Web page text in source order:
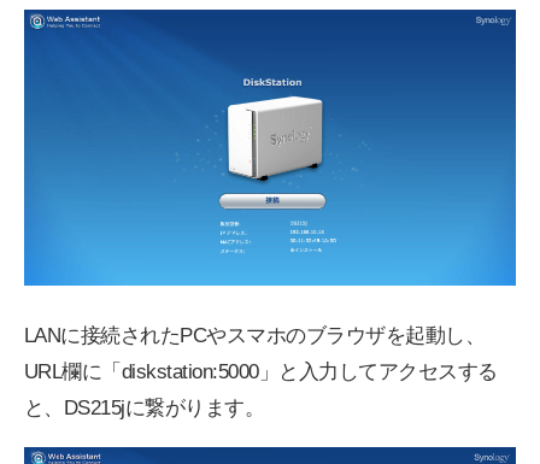
LANに接続されたPCやスマホのブラウザを起動し、
URL欄に「diskstation:5000」と入力してアクセスする
と、DS215jに繋がります。